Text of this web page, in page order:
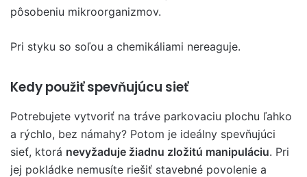
pôsobeniu mikroorganizmov.
Pri styku so soľou a chemikáliami nereaguje.
Kedy použiť spevňujúcu sieť
Potrebujete vytvoriť na tráve parkovaciu plochu ľahko
a rýchlo, bez námahy? Potom je ideálny spevňujúci
sieť, ktorá nevyžaduje žiadnu zložitú manipuláciu. Pri
jej pokládke nemusíte riešiť stavebné povolenie a